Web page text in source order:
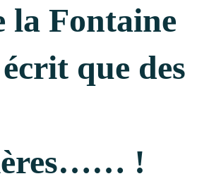
la Fontaine
que des
!